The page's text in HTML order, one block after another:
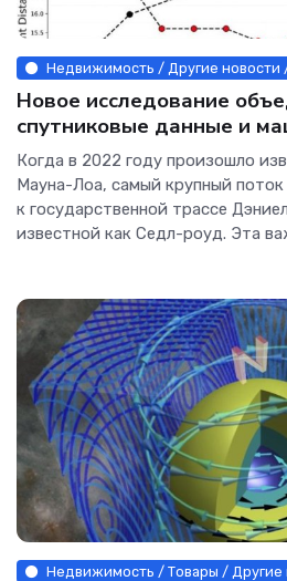
Недвижимость / Другие новости
Новое исследование
спутниковые данные и
для точного мониторинга
Интернет технологии.
Когда в 2022 году произошло
Мауна-Лоа, самый крупный
к государственной трассе
известной как Седл-роуд. Эта
Недвижимость / Товары / Другие